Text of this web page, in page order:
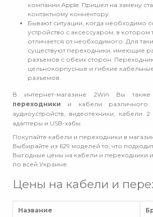
компании Apple. Пришел на замену
контактному коннектору.
Бывают ситуации, когда необходимо
устройство с аксессуаром, в котором
отличается от необходимого. Для
существуют переходники, имеющие
разъемов с обеих сторон.
цельнокорпусные и гибкие
разъемов.
В интернет-магазине 2Win Вы
переходники и кабели различного
аудиоустройств, видеотехники, кабели
адаптеры и USB-хабы.
Покупайте кабели и переходники в
Выбирайте из 629 моделей то, что
Выгодные цены на кабели и переходники и
по всей Украине.
Цены на кабели и
Название